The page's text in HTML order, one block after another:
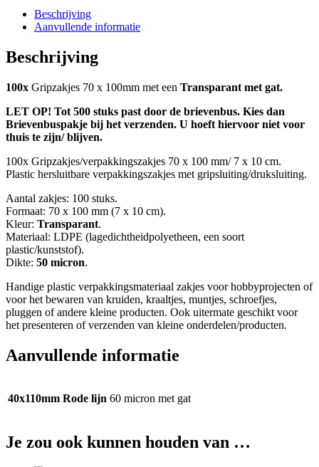
Beschrijving
Aanvullende informatie
Beschrijving
100x Gripzakjes 70 x 100mm met een Transparant met gat.
LET OP! Tot 500 stuks past door de brievenbus. Kies dan
Brievenbuspakje bij het verzenden. U hoeft hiervoor niet voor
thuis te zijn/ blijven.
100x Gripzakjes/verpakkingszakjes 70 x 100 mm/ 7 x 10 cm.
Plastic hersluitbare verpakkingszakjes met gripsluiting/druksluiting.
Aantal zakjes: 100 stuks.
Formaat: 70 x 100 mm (7 x 10 cm).
Kleur: Transparant.
Materiaal: LDPE (lagedichtheidpolyetheen, een soort
plastic/kunststof).
Dikte: 50 micron.
Handige plastic verpakkingsmateriaal zakjes voor hobbyprojecten of
voor het bewaren van kruiden, kraaltjes, muntjes, schroefjes,
pluggen of andere kleine producten. Ook uitermate geschikt voor
het presenteren of verzenden van kleine onderdelen/producten.
Aanvullende informatie
40x110mm Rode lijn 60 micron met gat
Je zou ook kunnen houden van …